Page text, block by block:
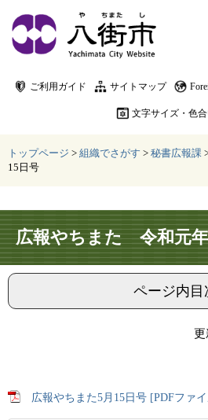
ご利用ガイド サイトマップ
文字サイズ・色
トップページ > 組織でさがす > 秘書広報課
15日号
本文
広報やちまた 令和元年
ページ内目
更
広報やちまた5月15日号 [PDFファ